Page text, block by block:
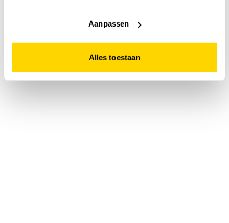
website niet optimaal functioneert.
Aanpassen
Alles toestaan